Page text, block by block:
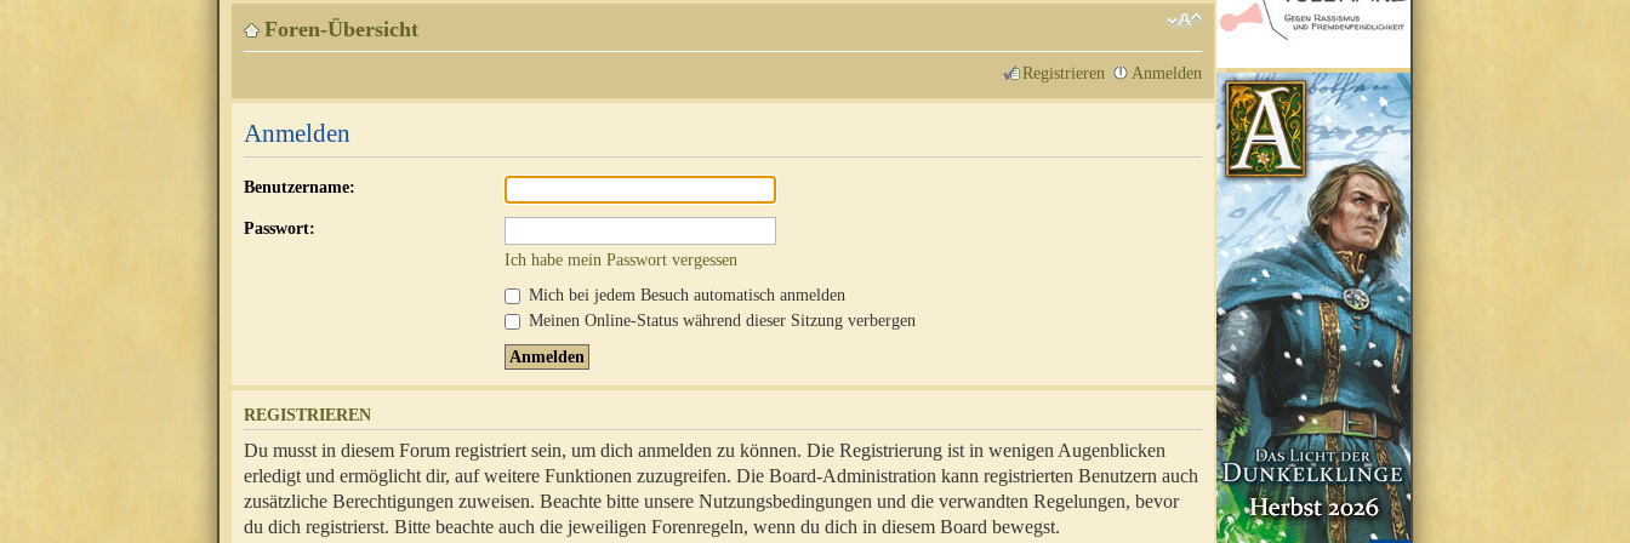
Foren-Übersicht
Registrieren Anmelden
Anmelden
Benutzername:
Passwort:
Ich habe mein Passwort vergessen
Mich bei jedem Besuch automatisch anmelden
Meinen Online-Status während dieser Sitzung verbergen
REGISTRIEREN
Du musst in diesem Forum registriert sein, um dich anmelden zu können. Die Registrierung ist in wenigen Augenblicken
erledigt und ermöglicht dir, auf weitere Funktionen zuzugreifen. Die Board-Administration kann registrierten Benutzern auch
zusätzliche Berechtigungen zuweisen. Beachte bitte unsere Nutzungsbedingungen und die verwandten Regelungen, bevor
du dich registrierst. Bitte beachte auch die jeweiligen Forenregeln, wenn du dich in diesem Board bewegst.